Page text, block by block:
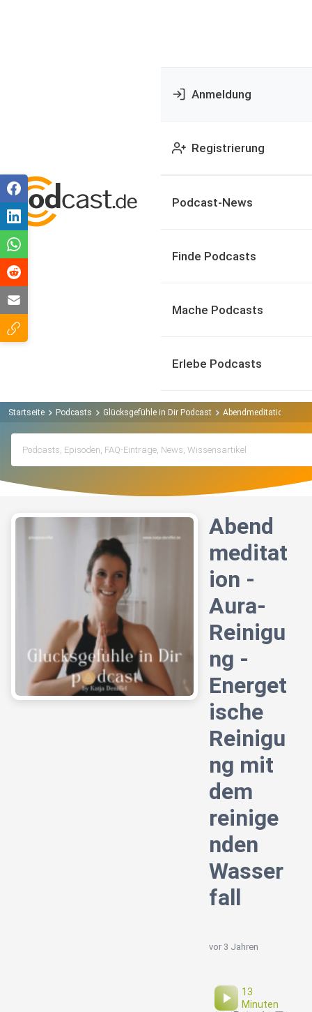
Anmeldung
Registrierung
Podcast-News
Finde Podcasts
Mache Podcasts
Erlebe Podcasts
Startseite Podcasts Glücksgefühle in Dir Podcast Abendmeditation -
Abend
meditat
ion -
Aura-
Reinigu
ng -
Energet
ische
Reinigu
ng mit
dem
reinige
nden
Wasser
fall
vor 3 Jahren
13
Minuten